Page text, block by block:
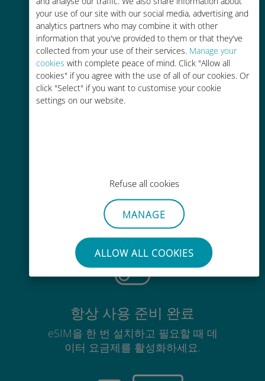
your use of our site with our social media, advertising and
analytics partners who may combine it with other
information that you've provided to them or that they've
collected from your use of their services. Manage your
cookies with complete peace of mind. Click "Allow all
cookies" if you agree with the use of all of our cookies. Or
click "Select" if you want to customise your cookie
settings on our website.
Refuse all cookies
MANAGE
ALLOW ALL COOKIES
간편한 충전
Wi-Fi나 남은 데이터가 없어도 Ubigi
간편한
기존 SIM 카드를 제거할 필요가 없습
니다.
항상 사용 준비 완료
eSIM을 한 번 설치하고 필요할 때 데
이터 요금제를 활성화하세요.